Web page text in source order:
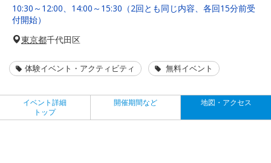
10:30～12:00、14:00～15:30（2回とも同じ内容、各回15分前受
付開始）
東京都千代田区
体験イベント・アクティビティ 無料イベント
イベント詳細
トップ
開催期間など 地図・アクセス